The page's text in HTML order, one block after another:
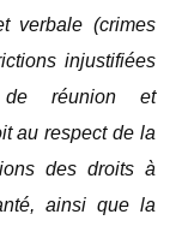
verbale (crimes
injustifiées
de réunion et
au respect de la
des droits à
ainsi que la